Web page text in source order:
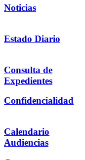
Noticias
Estado Diario
Consulta de
Expedientes
Confidencialidad
Calendario
Audiencias